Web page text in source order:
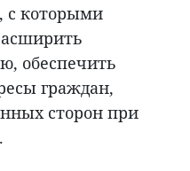
с которыми
обеспечить
граждан,
сторон при